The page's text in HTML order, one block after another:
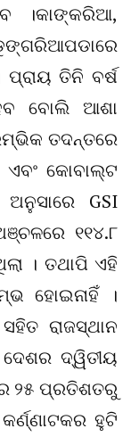
।କାଙ୍କରିଆ,
ଡୁଙ୍ଗରିଆପଡାରେ
ତିନି ବର୍ଷ
ବୋଲି ଆଶା
ତଦନ୍ତରେ
ଏବଂ କୋବାଲ୍ଟ
GSI
୧୧୪.୮
। ତଥାପି ଏହି
ହୋଇନାହିଁ ।
ରାଜସ୍ଥାନ
ଦ୍ୱିତୀୟ
୨୫ ପ୍ରତିଶତରୁ
ହୁଟି